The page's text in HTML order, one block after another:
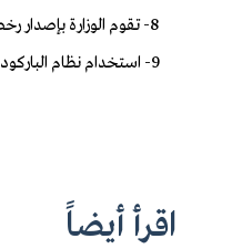
8- تقوم الوزارة بإصدار رخص تصدير موسمية لمنتجات البصل والبطاطس المراد تصديرها .
9- استخدام نظام الباركود في تحديد المزرعة المصدرة ويوضع على المنتج منها ويحدد فيها اسم الجهة المصدرة والكمية ونوع المنتج وتاريخ التصدير.
اقرأ أيضاً